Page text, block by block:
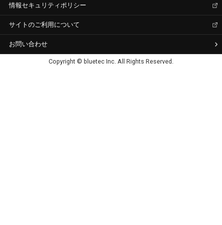
情報セキュリティポリシー
サイトのご利用について
お問い合わせ
Copyright © bluetec Inc. All Rights Reserved.